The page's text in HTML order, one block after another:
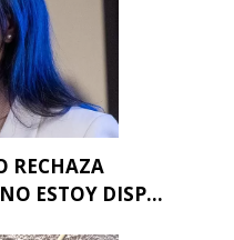
RECHAZA
ESTOY DISP...